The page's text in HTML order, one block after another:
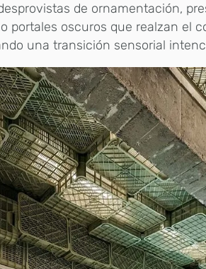
de ornamentación,
portales oscuros que realzan el
una transición sensorial